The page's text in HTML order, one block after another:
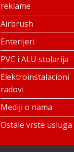
reklame
Airbrush
Enterijeri
PVC i ALU stolarija
Elektroinstalacioni
radovi
Mediji o nama
Ostale vrste usluga